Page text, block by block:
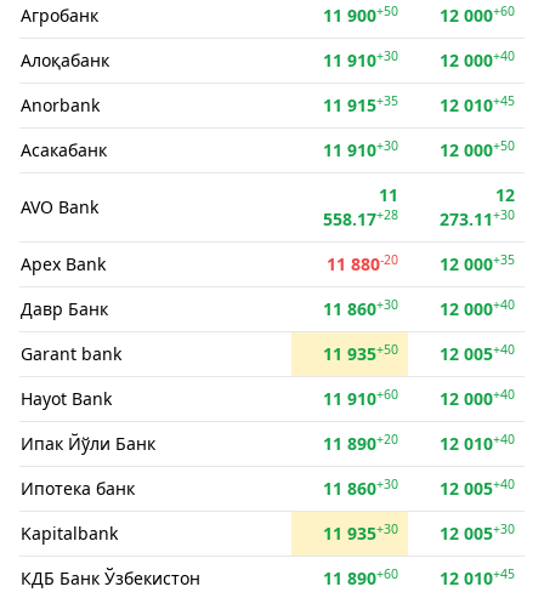
Агробанк 11 900+50 12 000+60
Алоқабанк 11 910+30 12 000+40
Anorbank 11 915+35 12 010+45
Асакабанк 11 910+30 12 000+50
AVO Bank
11
558.17+28
12
273.11+30
Apex Bank 11 880-20 12 000+35
Давр Банк 11 860+30 12 000+40
Garant bank 11 935+50 12 005+40
Hayot Bank 11 910+60 12 000+40
Ипак Йўли Банк 11 890+20 12 010+40
Ипотека банк 11 860+30 12 005+40
Kapitalbank 11 935+30 12 005+30
КДБ Банк Ўзбекистон 11 890+60 12 010+45